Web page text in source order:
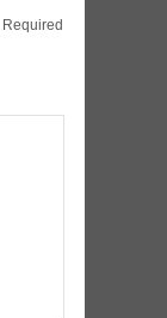
Required